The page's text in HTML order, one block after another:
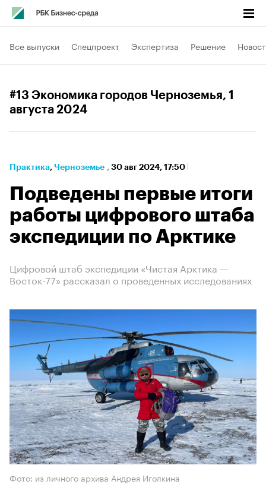
Все выпуски Спецпроект Экспертиза Решение
#13 Экономика городов Черноземья, 1
августа 2024
Практика⁠, Черноземье , 30 авг 2024, 17:50
Подведены первые итоги
работы цифрового штаба
экспедиции по Арктике
Цифровой штаб экспедиции «Чистая Арктика —
Восток-77» рассказал о проведенных исследованиях
Фото: из личного архива Андрея Иголкина